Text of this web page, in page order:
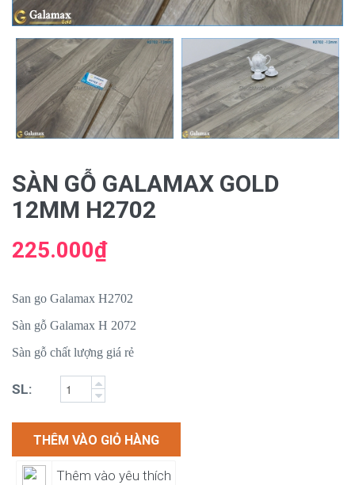
SÀN GỖ GALAMAX GOLD
12MM H2702
225.000₫
San go Galamax H2702
Sàn gỗ Galamax H 2072
Sàn gỗ chất lượng giá rẻ
SL:
THÊM VÀO GIỎ HÀNG
Thêm vào yêu thích